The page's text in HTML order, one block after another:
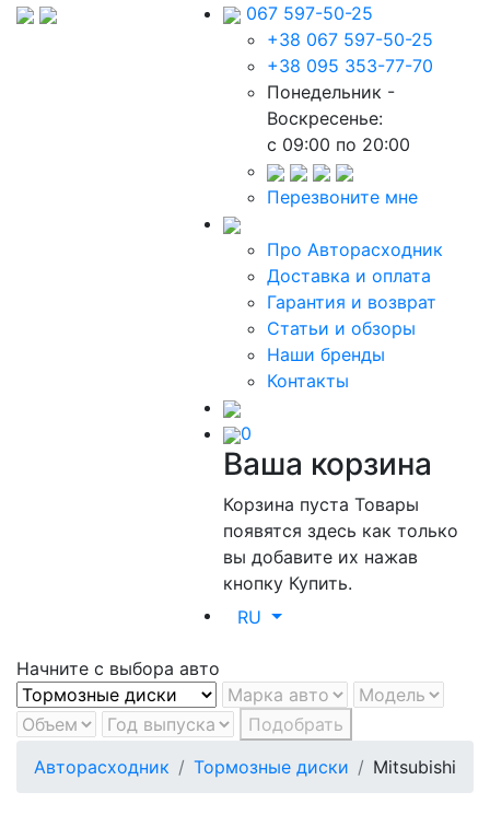
067 597-50-25
+38 067 597-50-25
+38 095 353-77-70
Понедельник -
Воскресенье:
c 09:00 по 20:00
Перезвоните мне
Про Авторасходник
Доставка и оплата
Гарантия и возврат
Статьи и обзоры
Наши бренды
Контакты
0
Ваша корзина
Корзина пустаТовары
появятся здесь как только
вы добавите их нажав
кнопку Купить.
RU
Начните с выбора авто
Подобрать
Авторасходник
Тормозные диски Mitsubishi